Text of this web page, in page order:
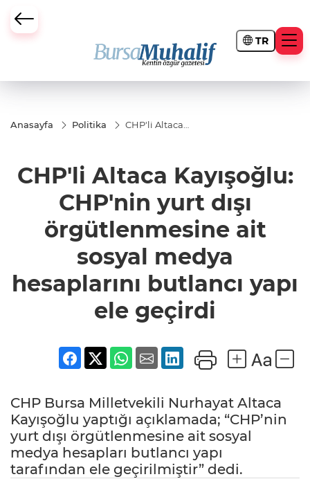
TR
Büyükşehir Darbesi
Anasayfa Politika
CHP'li Altaca
örgütlenmesine
ait sosyal
medya
hesaplarını
butlancı yapı
ele geçirdi
CHP'li Altaca Kayışoğlu:
CHP'nin yurt dışı
örgütlenmesine ait
sosyal medya
hesaplarını butlancı yapı
ele geçirdi
CHP Bursa Milletvekili Nurhayat Altaca
Kayışoğlu yaptığı açıklamada; “CHP’nin
yurt dışı örgütlenmesine ait sosyal
medya hesapları butlancı yapı
tarafından ele geçirilmiştir” dedi.